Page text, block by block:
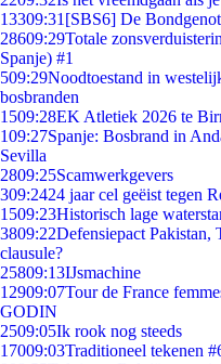
13309:31 [SBS6] De
28609:29Totale
Spanje) #1
509:29Noodtoestand in
bosbranden
1509:28EK Atletiek 2026 te
109:27Spanje: Bosbrand in
Sevilla
2809:25Scamwerkgevers
309:2424 jaar cel geëist tegen
1509:23Historisch lage
3809:22Defensiepact Pakistan,
clausule?
25809:13IJsmachine
12909:07Tour de France
GODIN
2509:05Ik rook nog steeds
17009:03Traditioneel tekenen